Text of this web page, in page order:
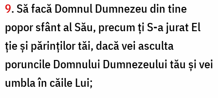
9. Să facă Domnul Dumnezeu din tine
popor sfânt al Său, precum ţi S-a jurat El
ţie şi părinţilor tăi, dacă vei asculta
poruncile Domnului Dumnezeului tău şi vei
umbla în căile Lui;